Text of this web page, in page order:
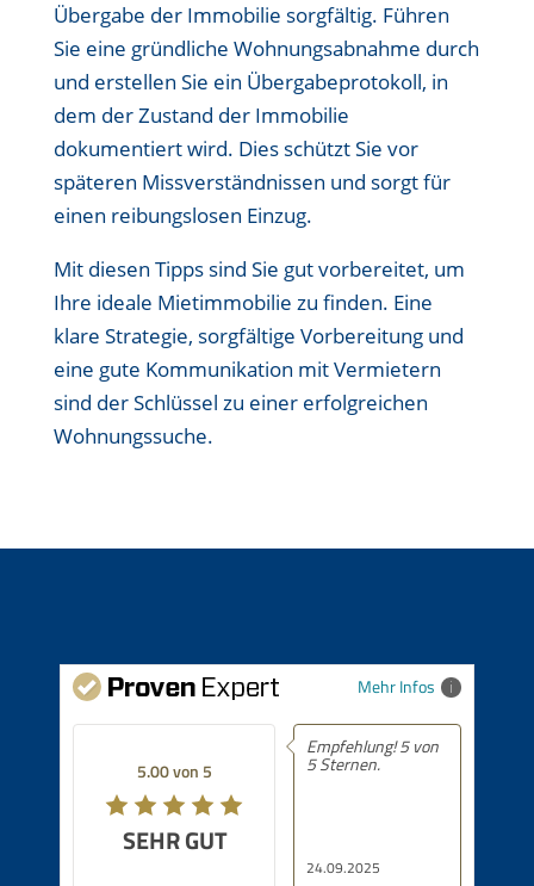
Übergabe der Immobilie sorgfältig. Führen
Sie eine gründliche Wohnungsabnahme durch
und erstellen Sie ein Übergabeprotokoll, in
dem der Zustand der Immobilie
dokumentiert wird. Dies schützt Sie vor
späteren Missverständnissen und sorgt für
einen reibungslosen Einzug.
Mit diesen Tipps sind Sie gut vorbereitet, um
Ihre ideale Mietimmobilie zu finden. Eine
klare Strategie, sorgfältige Vorbereitung und
eine gute Kommunikation mit Vermietern
sind der Schlüssel zu einer erfolgreichen
Wohnungssuche.
Mehr Infos
5.00 von 5
SEHR GUT
24.09.2025
Empfehlung! 5 von
5 Sternen.